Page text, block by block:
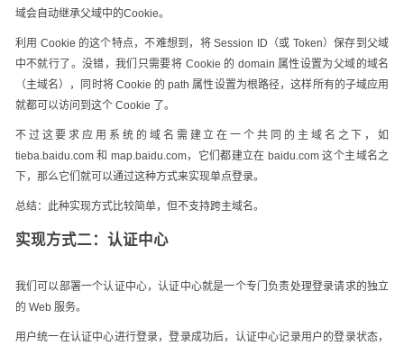
域会自动继承父域中的Cookie。
利用 Cookie 的这个特点，不难想到，将 Session ID（或 Token）保存到父域
中不就行了。没错，我们只需要将 Cookie 的 domain 属性设置为父域的域名
（主域名），同时将 Cookie 的 path 属性设置为根路径，这样所有的子域应用
就都可以访问到这个 Cookie 了。
不过这要求应用系统的域名需建立在一个共同的主域名之下，如
tieba.baidu.com 和 map.baidu.com，它们都建立在 baidu.com 这个主域名之
下，那么它们就可以通过这种方式来实现单点登录。
总结：此种实现方式比较简单，但不支持跨主域名。
实现方式二：认证中心
我们可以部署一个认证中心，认证中心就是一个专门负责处理登录请求的独立
的 Web 服务。
用户统一在认证中心进行登录，登录成功后，认证中心记录用户的登录状态，